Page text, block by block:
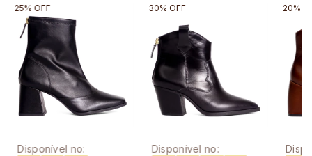
Disponível no:
-25% OFF
Disponível no:
-30%OFF -20%